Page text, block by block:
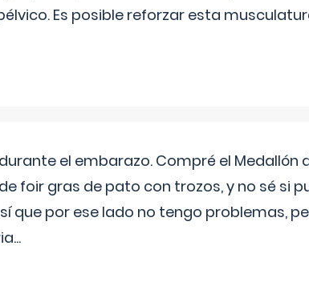
Es posible reforzar esta
el embarazo. Compré el Medallón
foir gras de pato con trozos, y no sé si
que por ese lado no tengo problemas,